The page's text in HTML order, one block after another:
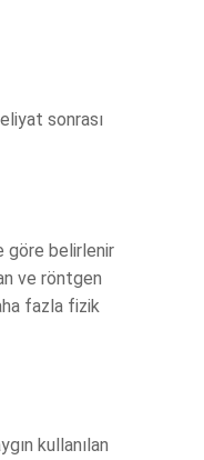
sonrası
göre belirlenir
ve röntgen
fazla fizik
kullanılan